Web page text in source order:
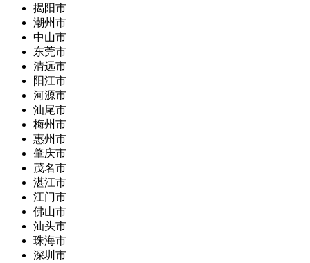
揭阳市
潮州市
中山市
东莞市
清远市
阳江市
河源市
汕尾市
梅州市
惠州市
肇庆市
茂名市
湛江市
江门市
佛山市
汕头市
珠海市
深圳市